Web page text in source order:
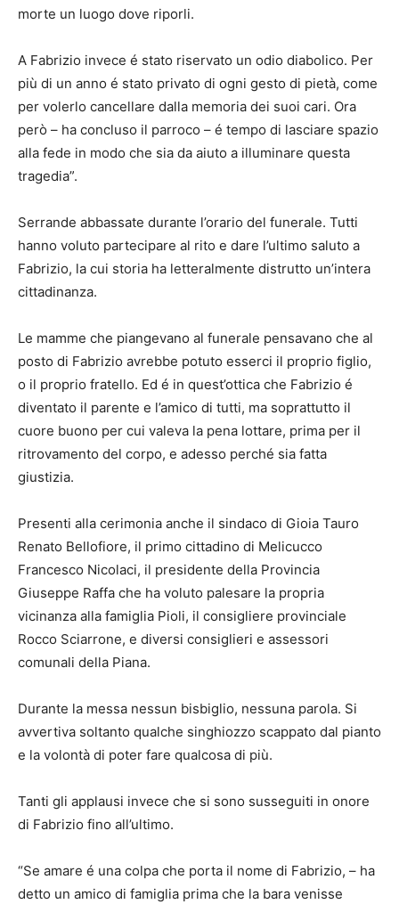
morte un luogo dove riporli.
A Fabrizio invece é stato riservato un odio diabolico. Per
più di un anno é stato privato di ogni gesto di pietà, come
per volerlo cancellare dalla memoria dei suoi cari. Ora
però – ha concluso il parroco – é tempo di lasciare spazio
alla fede in modo che sia da aiuto a illuminare questa
tragedia”.
Serrande abbassate durante l’orario del funerale. Tutti
hanno voluto partecipare al rito e dare l’ultimo saluto a
Fabrizio, la cui storia ha letteralmente distrutto un’intera
cittadinanza.
Le mamme che piangevano al funerale pensavano che al
posto di Fabrizio avrebbe potuto esserci il proprio figlio,
o il proprio fratello. Ed é in quest’ottica che Fabrizio é
diventato il parente e l’amico di tutti, ma soprattutto il
cuore buono per cui valeva la pena lottare, prima per il
ritrovamento del corpo, e adesso perché sia fatta
giustizia.
Presenti alla cerimonia anche il sindaco di Gioia Tauro
Renato Bellofiore, il primo cittadino di Melicucco
Francesco Nicolaci, il presidente della Provincia
Giuseppe Raffa che ha voluto palesare la propria
vicinanza alla famiglia Pioli, il consigliere provinciale
Rocco Sciarrone, e diversi consiglieri e assessori
comunali della Piana.
Durante la messa nessun bisbiglio, nessuna parola. Si
avvertiva soltanto qualche singhiozzo scappato dal pianto
e la volontà di poter fare qualcosa di più.
Tanti gli applausi invece che si sono susseguiti in onore
di Fabrizio fino all’ultimo.
“Se amare é una colpa che porta il nome di Fabrizio, – ha
detto un amico di famiglia prima che la bara venisse